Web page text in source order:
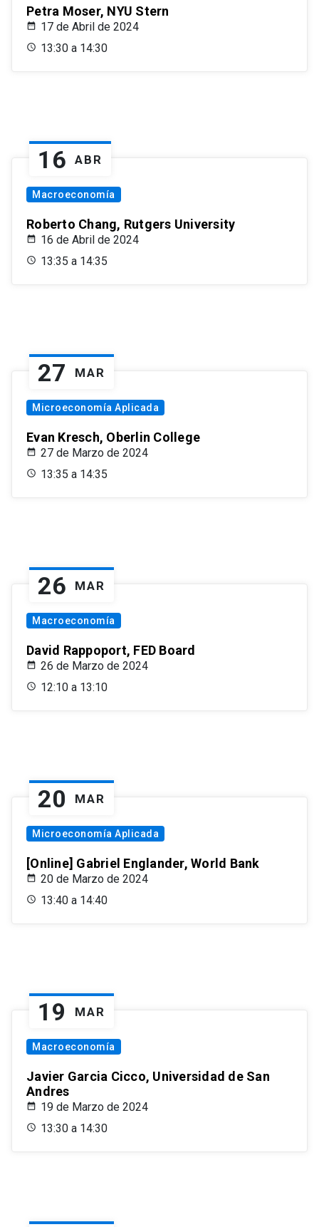
Petra Moser, NYU Stern
17 de Abril de 2024
13:30 a 14:30
16 ABR
Macroeconomía
Roberto Chang, Rutgers University
16 de Abril de 2024
13:35 a 14:35
27 MAR
Microeconomía Aplicada
Evan Kresch, Oberlin College
27 de Marzo de 2024
13:35 a 14:35
26 MAR
Macroeconomía
David Rappoport, FED Board
26 de Marzo de 2024
12:10 a 13:10
20 MAR
Microeconomía Aplicada
[Online] Gabriel Englander, World Bank
20 de Marzo de 2024
13:40 a 14:40
19 MAR
Macroeconomía
Javier Garcia Cicco, Universidad de San
Andres
19 de Marzo de 2024
13:30 a 14:30